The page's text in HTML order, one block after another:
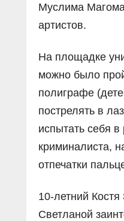
Муслима
артистов.
На площадке
можно было
полиграфе
пострелять в
испытать себя в
криминалиста,
отпечатки
10-летний
Светланой